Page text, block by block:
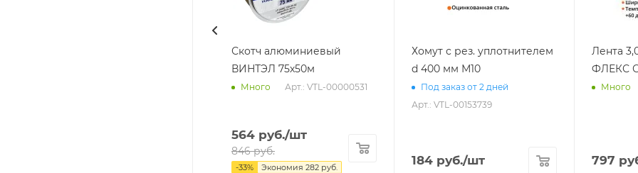
Скотч алюминиевый
ВИНТЭЛ 75х50м
Много Арт.: VTL-00000531
564 руб./шт
846руб.
-33% Экономия 282 руб.
Хомут с рез. уплотнителем
d 400 мм М10
Под заказ от 2 дней
Арт.: VTL-00153739
184 руб./шт
Лента
ФЛЕКС
Много
797